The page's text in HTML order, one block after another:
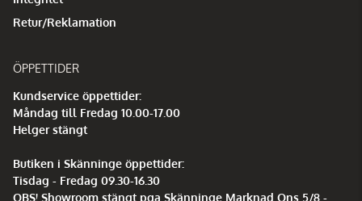
Retur/Reklamation
ÖPPETTIDER
Kundservice öppettider:
Måndag till Fredag 10.00-17.00
Helger stängt
Butiken i Skänninge öppettider:
Tisdag - Fredag 09.30-16.30
OBS! Showroom stängt pga Skänninge Marknad Ons 5/8 -